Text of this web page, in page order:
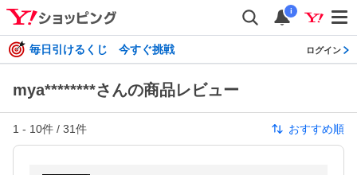
i
毎日引けるくじ 今すぐ挑戦 ログイン
mya********さんの商品レビュー
1 - 10件 / 31件 おすすめ順